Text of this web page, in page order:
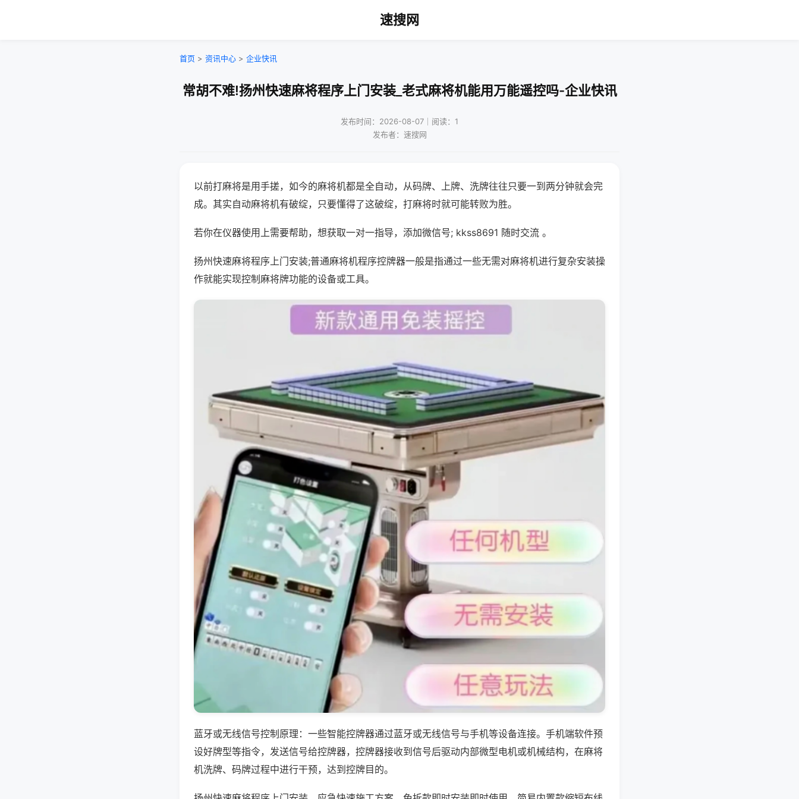
速搜网
首页 > 资讯中心 > 企业快讯
常胡不难!扬州快速麻将程序上门安装_老式麻将机能用万能遥控吗-企业快讯
发布时间：2026-08-07｜阅读：1
发布者：速搜网
以前打麻将是用手搓，如今的麻将机都是全自动，从码牌、上牌、洗牌往往只要一到两分钟就会完
成。其实自动麻将机有破绽，只要懂得了这破绽，打麻将时就可能转败为胜。
若你在仪器使用上需要帮助，想获取一对一指导，添加微信号; kkss8691 随时交流 。
扬州快速麻将程序上门安装;普通麻将机程序控牌器一般是指通过一些无需对麻将机进行复杂安装操
作就能实现控制麻将牌功能的设备或工具。
蓝牙或无线信号控制原理：一些智能控牌器通过蓝牙或无线信号与手机等设备连接。手机端软件预
设好牌型等指令，发送信号给控牌器，控牌器接收到信号后驱动内部微型电机或机械结构，在麻将
机洗牌、码牌过程中进行干预，达到控牌目的。